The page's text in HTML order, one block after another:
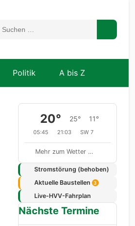
Politik A bis Z
20° 25° 11°
05:45 21:03 SW 7
Mehr zum Wetter …
Stromstörung (behoben)
Aktuelle Baustellen
3
Live-HVV-Fahrplan
Nächste Termine